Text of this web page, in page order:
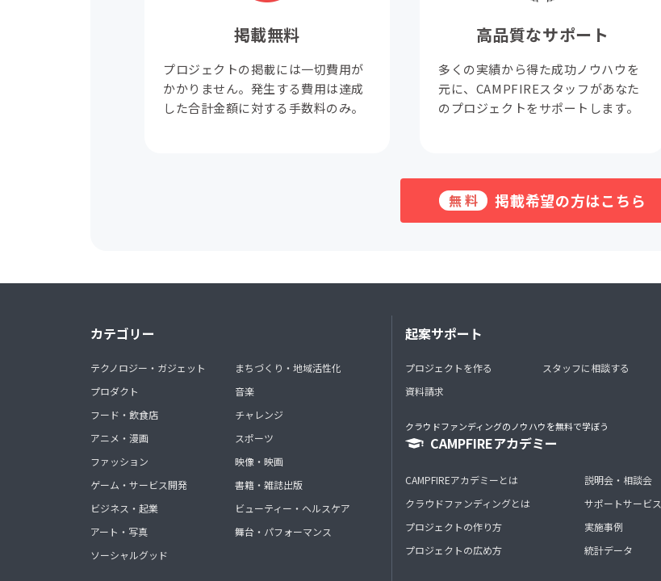
掲載無料
プロジェクトの掲載には一切費用が
かかりません。発生する費用は達成
した合計金額に対する手数料のみ。
高品質なサポート
多くの実績から得た成功ノウハウを
元に、CAMPFIREスタッフがあなた
のプロジェクトをサポートします。
無料 掲載希望の方はこちら
カテゴリー
テクノロジー・ガジェット
プロダクト
フード・飲食店
アニメ・漫画
ファッション
ゲーム・サービス開発
ビジネス・起業
アート・写真
ソーシャルグッド
まちづくり・地域活性化
音楽
チャレンジ
スポーツ
映像・映画
書籍・雑誌出版
ビューティー・ヘルスケア
舞台・パフォーマンス
起案サポート
プロジェクトを作る
資料請求
スタッフに相談する
クラウドファンディングのノウハウを無料で学ぼう
CAMPFIREアカデミー
CAMPFIREアカデミーとは
クラウドファンディングとは
プロジェクトの作り方
プロジェクトの広め方
説明会・相談会
サポートサービス
実施事例
統計データ